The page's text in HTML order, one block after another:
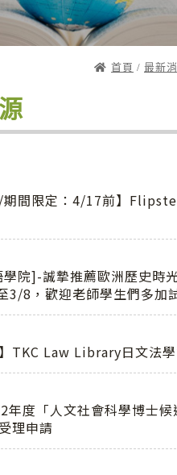
首頁 / 最新
/期間限定：4/17前】
院]-誠摯推薦歐洲歷史時
3/8，歡迎老師學生們多加
】TKC Law Library日文法
年度「人文社會科學博士候
理申請